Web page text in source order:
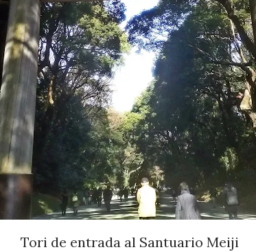
Tori de entrada al Santuario Meiji